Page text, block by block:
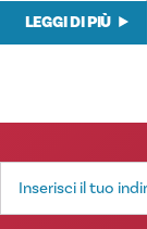
LEGGI DI PIÙ
Indirizzo